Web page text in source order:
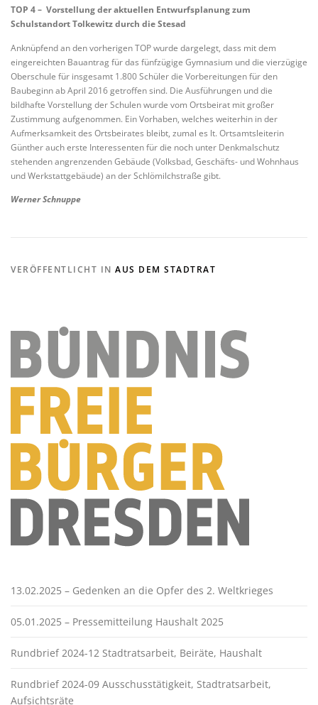
TOP 4 – Vorstellung der aktuellen Entwurfsplanung zum
Schulstandort Tolkewitz durch die Stesad
Anknüpfend an den vorherigen TOP wurde dargelegt, dass mit dem
eingereichten Bauantrag für das fünfzügige Gymnasium und die vierzügige
Oberschule für insgesamt 1.800 Schüler die Vorbereitungen für den
Baubeginn ab April 2016 getroffen sind. Die Ausführungen und die
bildhafte Vorstellung der Schulen wurde vom Ortsbeirat mit großer
Zustimmung aufgenommen. Ein Vorhaben, welches weiterhin in der
Aufmerksamkeit des Ortsbeirates bleibt, zumal es lt. Ortsamtsleiterin
Günther auch erste Interessenten für die noch unter Denkmalschutz
stehenden angrenzenden Gebäude (Volksbad, Geschäfts- und Wohnhaus
und Werkstattgebäude) an der Schlömilchstraße gibt.
Werner Schnuppe
VERÖFFENTLICHT IN AUS DEM STADTRAT
13.02.2025 – Gedenken an die Opfer des 2. Weltkrieges
05.01.2025 – Pressemitteilung Haushalt 2025
Rundbrief 2024-12 Stadtratsarbeit, Beiräte, Haushalt
Rundbrief 2024-09 Ausschusstätigkeit, Stadtratsarbeit,
Aufsichtsräte